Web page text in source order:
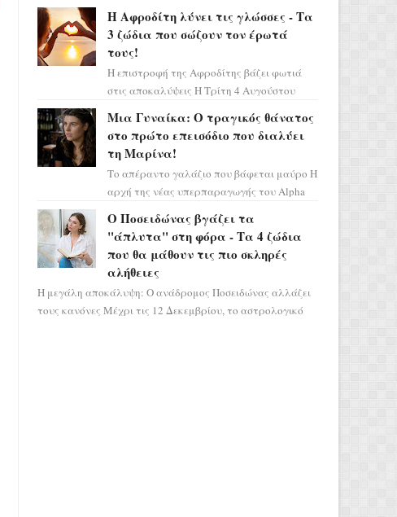
χάους, καθώς η Ηλια...
Η Αφροδίτη λύνει τις γλώσσες - Τα
3 ζώδια που σώζουν τον έρωτά
τους!
Η επιστροφή της Αφροδίτης βάζει φωτιά
στις αποκαλύψεις Η Τρίτη 4 Αυγούστου
ορόσημο, καθώς η Αφροδίτη πρ...
Μια Γυναίκα: Ο τραγικός θάνατος
στο πρώτο επεισόδιο που διαλύει
τη Μαρίνα!
Το απέραντο γαλάζιο που βάφεται μαύρο Η
αρχή της νέας υπερπαραγωγής του Alpha
πλημμυρισμένο από...
Ο Ποσειδώνας βγάζει τα
"άπλυτα" στη φόρα - Τα 4 ζώδια
που θα μάθουν τις πιο σκληρές
αλήθειες
Η μεγάλη αποκάλυψη: Ο ανάδρομος Ποσειδώνας αλλάζει
τους κανόνες Μέχρι τις 12 Δεκεμβρίου, το αστρολογικό